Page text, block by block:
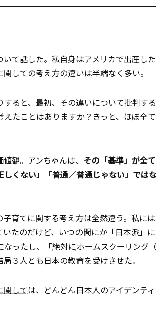
て話した。私自身はアメリカで出産し
しての考え方の違いは半端なく多い。
すると、最初、その違いについて批判す
たことはありますか？きっと、ほぼ全
観。アンちゃんは、 その「基準」が全
くない」「普通／普通じゃない」では
育てに関する考え方は全然違う。私に
たのだけど、いつの間にか「日本派」
なったし、「絶対にホームスクーリング
３人とも日本の教育を受けさせた。
関しては、どんどん日本人のアイデンテ